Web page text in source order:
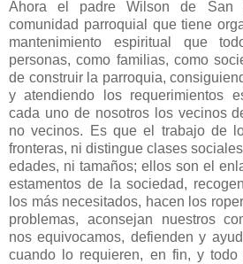
Ahora el padre Wilson de San
comunidad parroquial que tiene
mantenimiento espiritual que
personas, como familias, como
de construir la parroquia,
y atendiendo los requerimientos
cada uno de nosotros los vecinos
no vecinos. Es que el trabajo de
fronteras, ni distingue clases
edades, ni tamaños; ellos son el
estamentos de la sociedad,
los más necesitados, hacen los
problemas, aconsejan nuestros
nos equivocamos, defienden y
cuando lo requieren, en fin, y